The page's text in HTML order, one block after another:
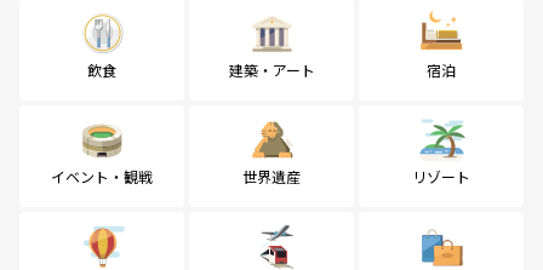
飲食 建築・アート 宿泊
イベント・観戦 世界遺産 リゾート